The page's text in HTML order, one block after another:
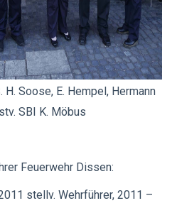
Soose, E. Hempel, Hermann
SBI K. Möbus
Feuerwehr Dissen:
stellv. Wehrführer, 2011 –